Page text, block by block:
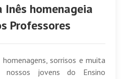
Inês homenageia
Professores
sorrisos e muita
nossos jovens do Ensino